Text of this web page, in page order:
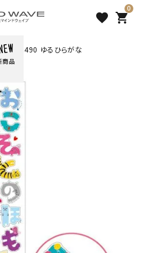
favorite
0
shopping_cart
つ
ール
せん
具小物
貨
商品
ル 74490 ゆるひらがな